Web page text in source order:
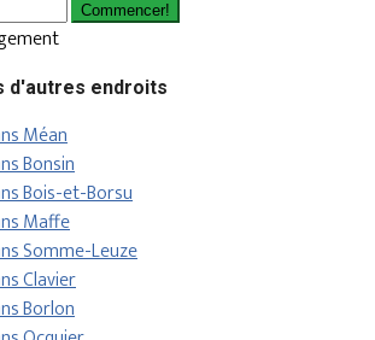
Commencer!
d'autres endroits
Méan
Bonsin
Bois-et-Borsu
Maffe
Somme-Leuze
Clavier
Borlon